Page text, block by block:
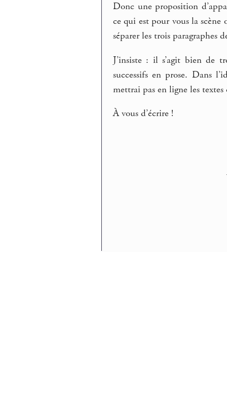
Donc une proposition
ce qui est pour vous la
séparer les trois paragraphes
J’insiste : il s’agit bien de
successifs en prose. Dans
mettrai pas en ligne les
À vous d’écrire !